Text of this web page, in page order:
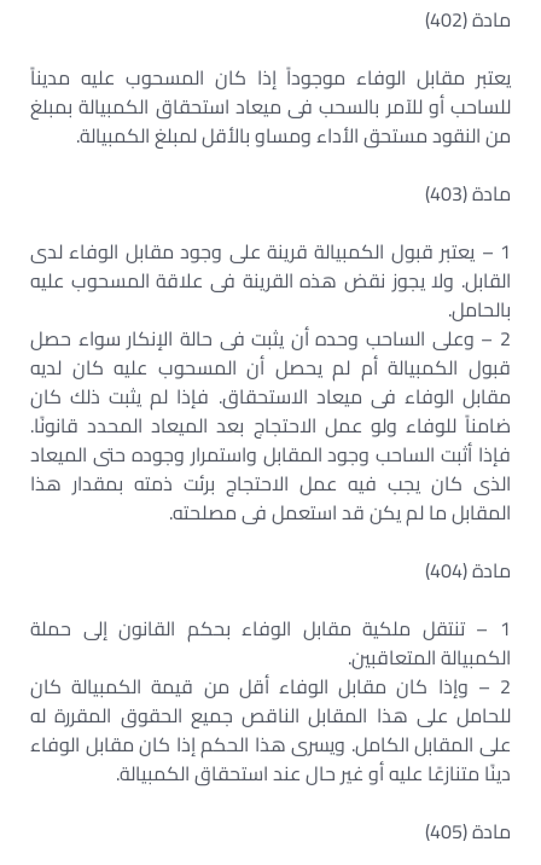
مادة (402)
يعتبر مقابل الوفاء موجوداً إذا كان المسحوب عليه مديناً
للساحب أو للآمر بالسحب فى ميعاد استحقاق الكمبيالة بمبلغ
من النقود مستحق الأداء ومساو بالأقل لمبلغ الكمبيالة.
مادة (403)
1 – يعتبر قبول الكمبيالة قرينة على وجود مقابل الوفاء لدى
القابل. ولا يجوز نقض هذه القرينة فى علاقة المسحوب عليه
بالحامل.
2 – وعلى الساحب وحده أن يثبت فى حالة الإنكار سواء حصل
قبول الكمبيالة أم لم يحصل أن المسحوب عليه كان لديه
مقابل الوفاء فى ميعاد الاستحقاق. فإذا لم يثبت ذلك كان
ضامناً للوفاء ولو عمل الاحتجاج بعد الميعاد المحدد قانونًا.
فإذا أثبت الساحب وجود المقابل واستمرار وجوده حتى الميعاد
الذى كان يجب فيه عمل الاحتجاج برئت ذمته بمقدار هذا
المقابل ما لم يكن قد استعمل فى مصلحته.
مادة (404)
1 – تنتقل ملكية مقابل الوفاء بحكم القانون إلى حملة
الكمبيالة المتعاقبين.
2 – وإذا كان مقابل الوفاء أقل من قيمة الكمبيالة كان
للحامل على هذا المقابل الناقص جميع الحقوق المقررة له
على المقابل الكامل. ويسرى هذا الحكم إذا كان مقابل الوفاء
دينًا متنازعًا عليه أو غير حال عند استحقاق الكمبيالة.
مادة (405)